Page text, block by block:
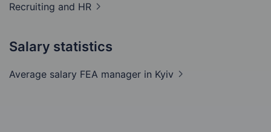
Recruiting and HR
Salary statistics
Average salary FEA manager in Kyiv